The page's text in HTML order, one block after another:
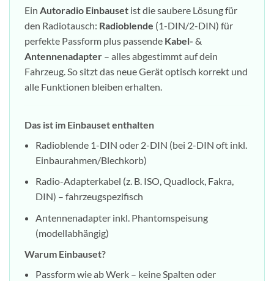
Ein Autoradio Einbauset ist die saubere Lösung für
den Radiotausch: Radioblende (1-DIN/2-DIN) für
perfekte Passform plus passende Kabel- &
Antennenadapter – alles abgestimmt auf dein
Fahrzeug. So sitzt das neue Gerät optisch korrekt und
alle Funktionen bleiben erhalten.
Das ist im Einbauset enthalten
Radioblende 1-DIN oder 2-DIN (bei 2-DIN oft inkl.
Einbaurahmen/Blechkorb)
Radio-Adapterkabel (z. B. ISO, Quadlock, Fakra,
DIN) – fahrzeugspezifisch
Antennenadapter inkl. Phantomspeisung
(modellabhängig)
Warum Einbauset?
Passform wie ab Werk – keine Spalten oder